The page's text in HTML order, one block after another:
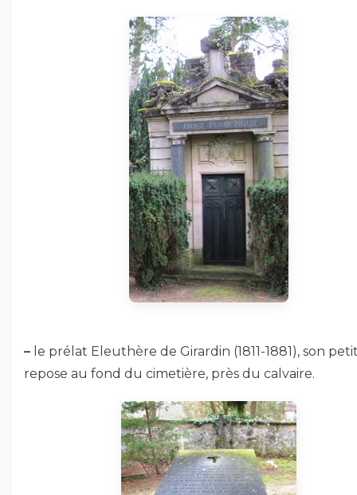
– le prélat Eleuthère de Girardin (1811-1881), son
repose au fond du cimetière, près du calvaire.